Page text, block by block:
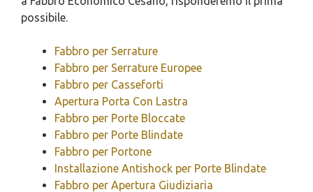
Fabbro per Serrature
Fabbro per Serrature Europee
Fabbro per Casseforti
Apertura Porta Con Lastra
Fabbro per Porte Bloccate
Fabbro per Porte Blindate
Fabbro per Portone
Installazione Antishock per Porte Blindate
Fabbro per Apertura Giudiziaria